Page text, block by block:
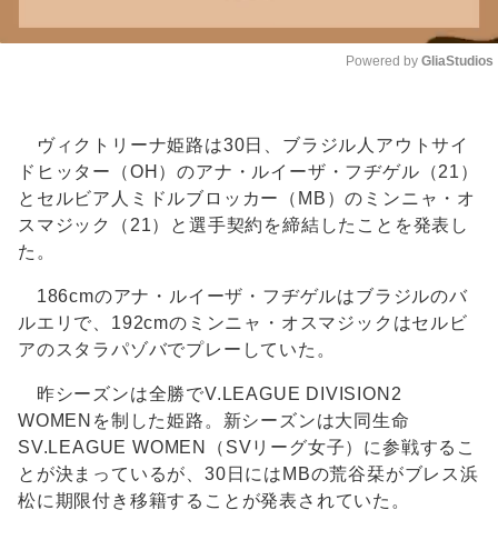
Powered by GliaStudios
ヴィクトリーナ姫路は30日、ブラジル人アウトサイ
ドヒッター（OH）のアナ・ルイーザ・フヂゲル（21）
とセルビア人ミドルブロッカー（MB）のミンニャ・オ
スマジック（21）と選手契約を締結したことを発表し
た。
186cmのアナ・ルイーザ・フヂゲルはブラジルのバ
ルエリで、192cmのミンニャ・オスマジックはセルビ
アのスタラパゾバでプレーしていた。
昨シーズンは全勝でV.LEAGUE DIVISION2
WOMENを制した姫路。新シーズンは大同生命
SV.LEAGUE WOMEN（SVリーグ女子）に参戦するこ
とが決まっているが、30日にはMBの荒谷栞がブレス浜
松に期限付き移籍することが発表されていた。